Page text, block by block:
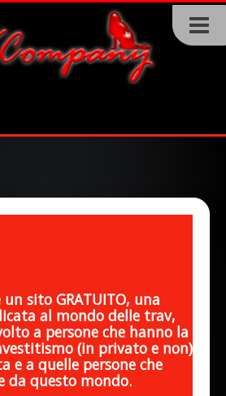
sito GRATUITO, una
al mondo delle trav,
a persone che hanno la
(in privato e non)
e a quelle persone che
da questo mondo.